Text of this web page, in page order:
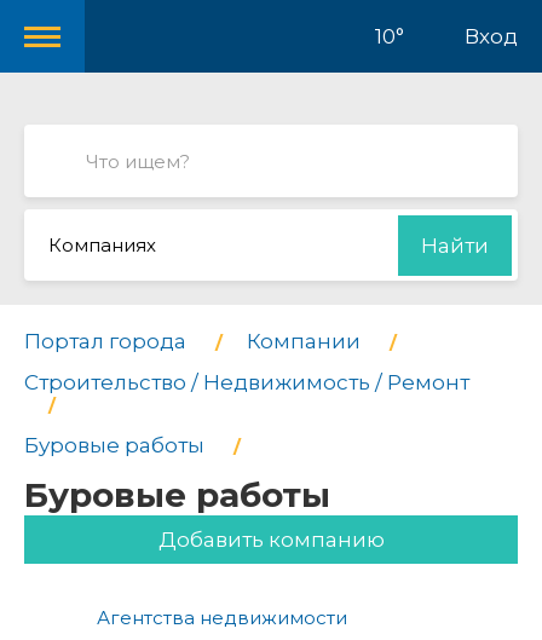
10° Вход
Компаниях Найти
Портал города
Компании
Строительство / Недвижимость / Ремонт
Буровые работы
Буровые работы
Добавить компанию
Агентства недвижимости